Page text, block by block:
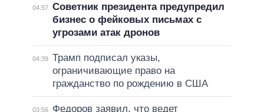
04:57 Советник президента предупредил
бизнес о фейковых письмах с
угрозами атак дронов
04:39 Трамп подписал указы,
ограничивающие право на
гражданство по рождению в США
03:56
Федоров заявил, что ведет